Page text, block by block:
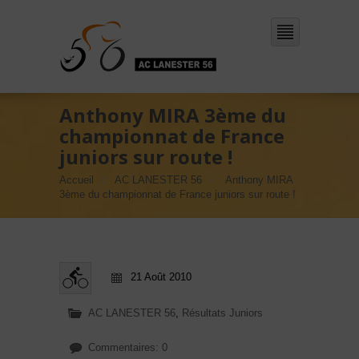
Anthony MIRA 3ème du
championnat de France
juniors sur route !
Accueil AC LANESTER 56
Anthony MIRA
3ème du championnat de France juniors sur route !
21 Août 2010
AC LANESTER 56, Résultats Juniors
Commentaires: 0